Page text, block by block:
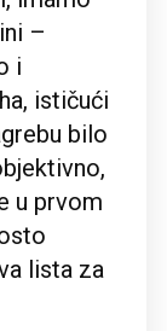
–
i
ističući
bilo
u prvom
lista za